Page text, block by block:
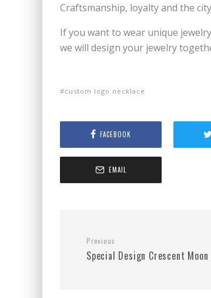
Craftsmanship, loyalty and the
If you want to wear unique
we will design your jewelry
custom logo necklace
FACEBOOK
EMAIL
Previous
Special Design Crescent